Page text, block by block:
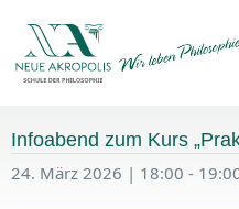
Infoabend zum Kurs
24. März 2026 | 18:00 -